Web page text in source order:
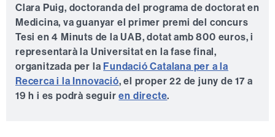
Clara Puig, doctoranda del programa de doctorat en
Medicina, va guanyar el primer premi del concurs
Tesi en 4 Minuts de la UAB, dotat amb 800 euros, i
representarà la Universitat en la fase final,
organitzada per la Fundació Catalana per a la
Recerca i la Innovació, el proper 22 de juny de 17 a
19 h i es podrà seguiren directe.